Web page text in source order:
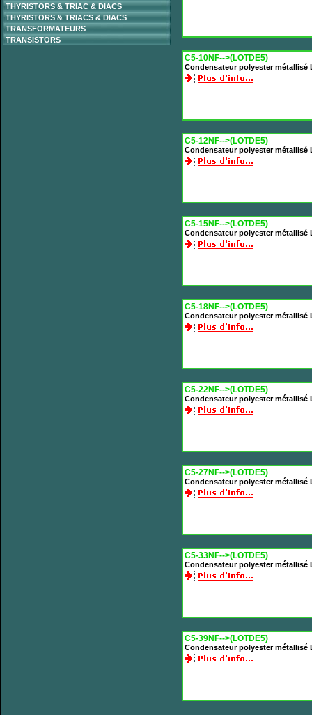
THYRISTORS & TRIAC & DIACS
THYRISTORS & TRIACS & DIACS
TRANSFORMATEURS
TRANSISTORS
C5-10NF-->(LOTDE5)
Condensateur polyester métallisé
C5-12NF-->(LOTDE5)
Condensateur polyester métallisé
C5-15NF-->(LOTDE5)
Condensateur polyester métallisé
C5-18NF-->(LOTDE5)
Condensateur polyester métallisé
C5-22NF-->(LOTDE5)
Condensateur polyester métallisé
C5-27NF-->(LOTDE5)
Condensateur polyester métallisé
C5-33NF-->(LOTDE5)
Condensateur polyester métallisé
C5-39NF-->(LOTDE5)
Condensateur polyester métallisé